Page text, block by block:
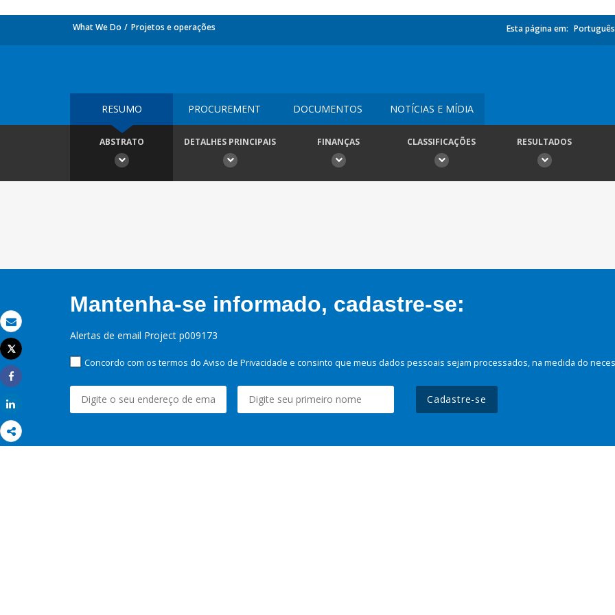
Email
Imprimir
Tweet
Share
What We Do Projetos e operações Esta página em: Português
RESUMO PROCUREMENT DOCUMENTOS NOTÍCIAS E MÍDIA
ABSTRATO DETALHES PRINCIPAIS FINANÇAS CLASSIFICAÇÕES RESULTADOS
Mantenha-se informado, cadastre-se:
Alertas de email Project p009173
Concordo com os termos do Aviso de Privacidade e consinto que meus dados pessoais sejam processados, na medida do
Cadastre-se